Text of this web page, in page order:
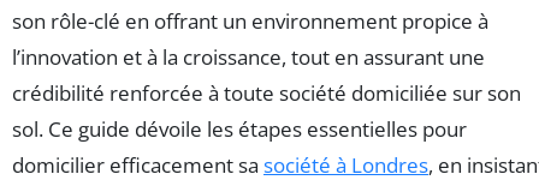
son rôle-clé en offrant un environnement propice à
l’innovation et à la croissance, tout en assurant une
crédibilité renforcée à toute société domiciliée sur son
sol. Ce guide dévoile les étapes essentielles pour
domicilier efficacement sa société à Londres, en